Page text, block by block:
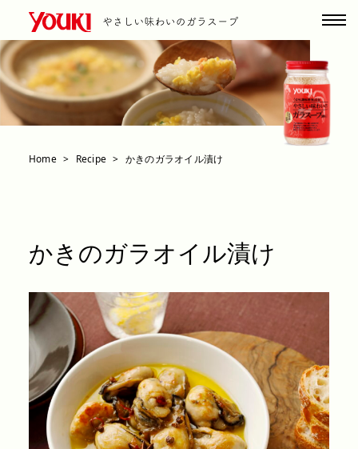
Home Recipe かきのガラオイル漬け
かきのガラオイル漬け